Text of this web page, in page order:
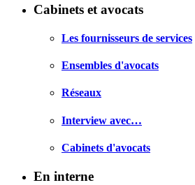
Cabinets et avocats
Les fournisseurs de services
Ensembles d'avocats
Réseaux
Interview avec…
Cabinets d'avocats
En interne